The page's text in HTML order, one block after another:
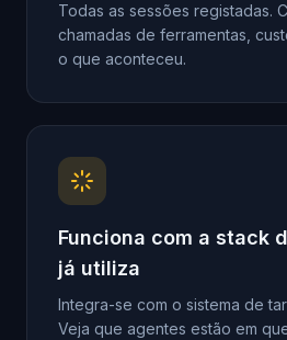
Todas as sessões registadas.
chamadas de ferramentas,
o que aconteceu.
Funciona com a stack
já utiliza
Integra-se com o sistema de
Veja que agentes estão em